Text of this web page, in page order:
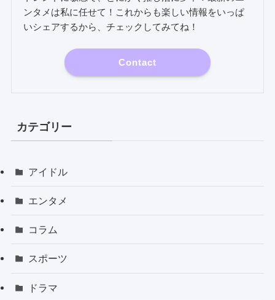
ンタメは私に任せて！これからも楽しい情報をいっぱ
いシェアするから、チェックしてみてね！
Contact
カテゴリー
アイドル
エンタメ
コラム
スポーツ
ドラマ